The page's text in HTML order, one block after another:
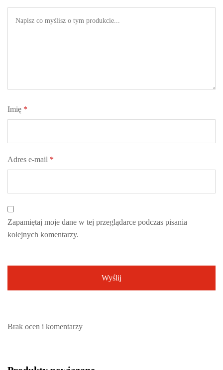
Imię *
Adres e-mail *
Zapamiętaj moje dane w tej przeglądarce podczas pisania
kolejnych komentarzy.
Brak ocen i komentarzy